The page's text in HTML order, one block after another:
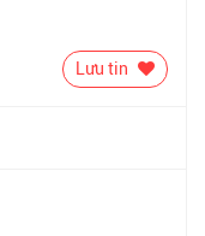
Lưu tin